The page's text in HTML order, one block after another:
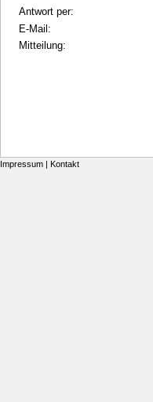
Antwort per:
E-Mail:
Mitteilung:
Impressum | Kontakt